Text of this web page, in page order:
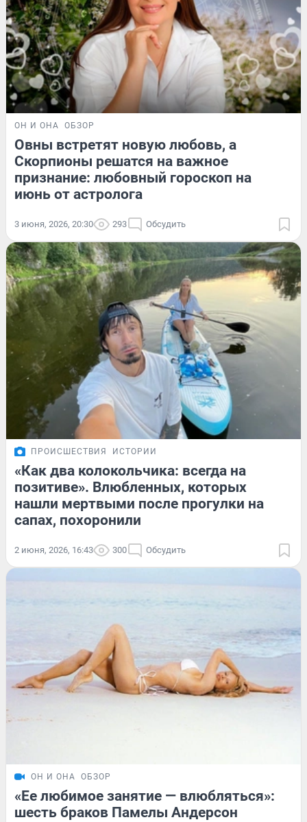
ОН И ОНА ОБЗОР
Овны встретят новую любовь, а
Скорпионы решатся на важное
признание: любовный гороскоп на
июнь от астролога
3 июня, 2026, 20:30 293 Обсудить
ПРОИСШЕСТВИЯ ИСТОРИИ
«Как два колокольчика: всегда на
позитиве». Влюбленных, которых
нашли мертвыми после прогулки на
сапах, похоронили
2 июня, 2026, 16:43 300 Обсудить
ОН И ОНА ОБЗОР
«Ее любимое занятие — влюбляться»:
шесть браков Памелы Андерсон